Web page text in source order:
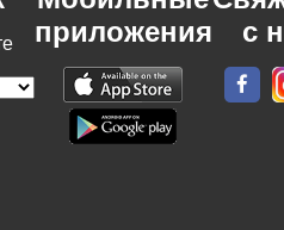
приложения
с